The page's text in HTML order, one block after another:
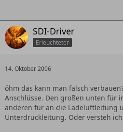
SDI-Driver
Erleuchteter
14. Oktober 2006
öhm das kann man falsch
Anschlüsse. Den großen unten für
anderen für an die Ladeluftleitung
Unterdruckleitung. Oder versteh